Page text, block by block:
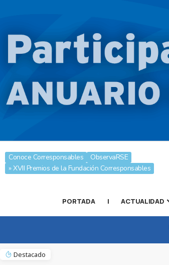
Conoce Corresponsables
ObservaRSE
» XVII Premios de la Fundación Corresponsables
PORTADA | ACTUALIDAD
Destacado